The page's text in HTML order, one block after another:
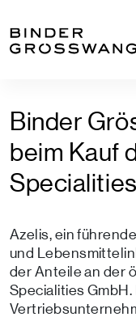
Binder
beim Kauf
Azelis, ein
und
der Anteile an der
Specialities